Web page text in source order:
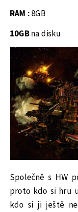
RAM :8GB
10GBna disku
Společně s HW
proto kdo si hru
kdo si ji ještě